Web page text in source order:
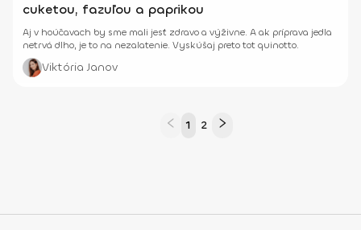
cuketou, fazuľou a paprikou
Aj v hoúčavach by sme mali jesť zdravo a výživne. A ak príprava jedla
netrvá dlho, je to na nezalatenie. Vyskúšaj preto tot quinotto.
Viktória Janov
1 2